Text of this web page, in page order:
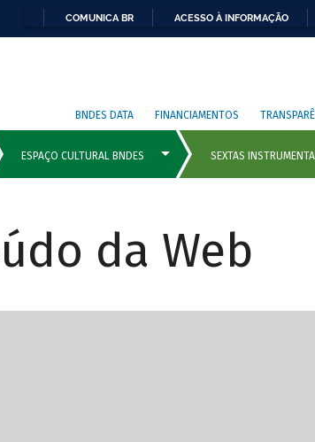
COMUNICA BR ACESSO À INFORMAÇÃO
BNDES DATA FINANCIAMENTOS
da Web
com